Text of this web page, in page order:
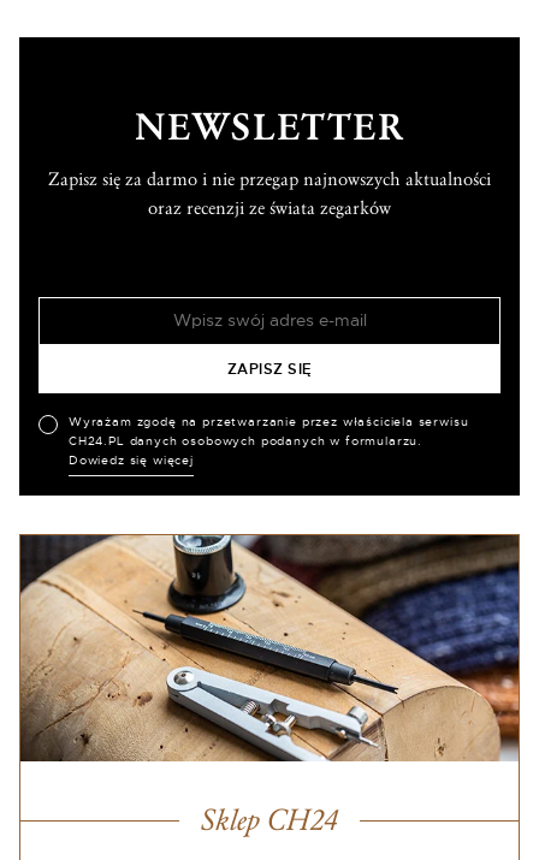
NEWSLETTER
Zapisz się za darmo i nie przegap najnowszych aktualności
oraz recenzji ze świata zegarków
Wyrażam zgodę na przetwarzanie przez właściciela serwisu
CH24.PL danych osobowych podanych w formularzu.
Dowiedz się więcej
Sklep CH24